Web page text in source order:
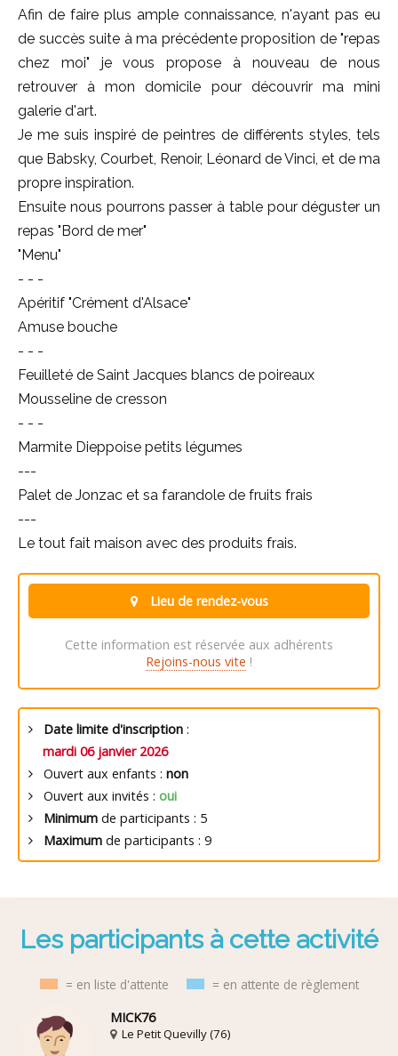
Afin de faire plus ample connaissance, n'ayant pas eu
de succès suite à ma précédente proposition de "repas
chez moi" je vous propose à nouveau de nous
retrouver à mon domicile pour découvrir ma mini
galerie d'art.
Je me suis inspiré de peintres de différents styles, tels
que Babsky, Courbet, Renoir, Léonard de Vinci, et de ma
propre inspiration.
Ensuite nous pourrons passer à table pour déguster un
repas "Bord de mer"
"Menu"
- - -
Apéritif "Crément d'Alsace"
Amuse bouche
- - -
Feuilleté de Saint Jacques blancs de poireaux
Mousseline de cresson
- - -
Marmite Dieppoise petits légumes
---
Palet de Jonzac et sa farandole de fruits frais
---
Le tout fait maison avec des produits frais.
Lieu de rendez-vous
Cette information est réservée aux adhérents
Rejoins-nous vite !
Date limite d'inscription :
mardi 06 janvier 2026
Ouvert aux enfants : non
Ouvert aux invités : oui
Minimum de participants : 5
Maximum de participants : 9
Les participants à cette activité
= en liste d'attente
= en attente de règlement
MICK76
Le Petit Quevilly (76)